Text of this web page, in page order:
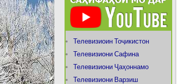
Телевизиоин Тоҷикистон
Телевизиони Сафина
Телевизиони Ҷаҳоннамо
Телевизиони Варзиш